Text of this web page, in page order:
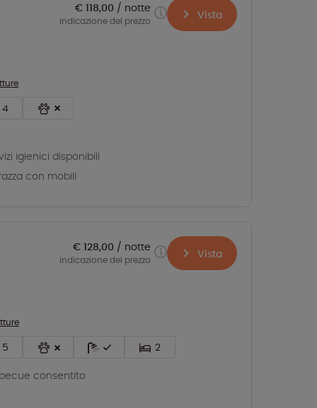
igienici disponibili
con mobili
€ 118,00 notte
indicazione del prezzo Vista
2
consentito
€ 128,00 notte
indicazione del prezzo Vista